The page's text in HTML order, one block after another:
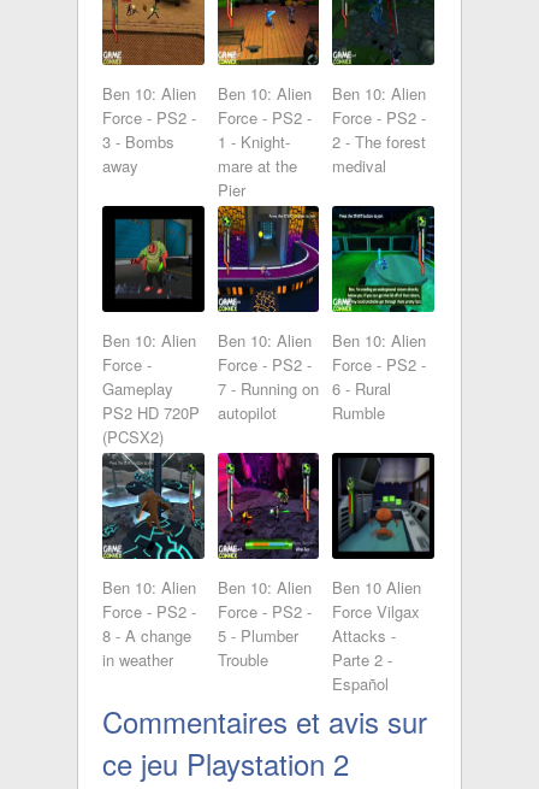
Ben 10: Alien
Force - PS2 -
3 - Bombs
away
Ben 10: Alien
Force - PS2 -
1 - Knight-
mare at the
Pier
Ben 10: Alien
Force - PS2 -
2 - The forest
medival
Ben 10: Alien
Force -
Gameplay
PS2 HD 720P
(PCSX2)
Ben 10: Alien
Force - PS2 -
7 - Running on
autopilot
Ben 10: Alien
Force - PS2 -
6 - Rural
Rumble
Ben 10: Alien
Force - PS2 -
8 - A change
in weather
Ben 10: Alien
Force - PS2 -
5 - Plumber
Trouble
Ben 10 Alien
Force Vilgax
Attacks -
Parte 2 -
Español
Commentaires et avis sur
ce jeu Playstation 2